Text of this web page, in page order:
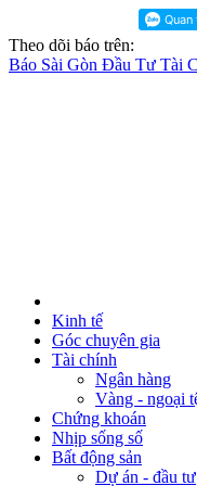
Theo dõi báo trên:
Báo Sài Gòn Đầu Tư Tài
Kinh tế
Góc chuyên gia
Tài chính
Ngân hàng
Vàng - ngoại
Chứng khoán
Nhịp sống số
Bất động sản
Dự án - đầu tư